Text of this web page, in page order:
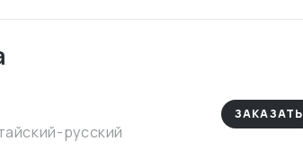
русский
ЗАКАЗАТЬ